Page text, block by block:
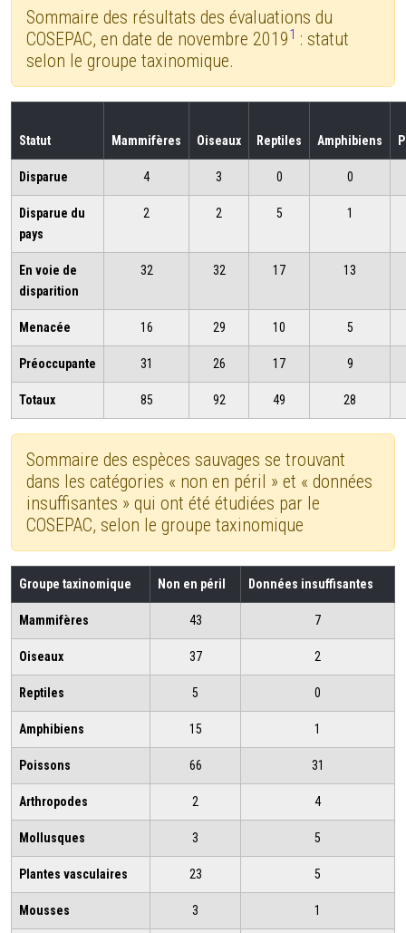
Sommaire des résultats des évaluations du
COSEPAC, en date de novembre 20191 : statut
selon le groupe taxinomique.
Statut Mammifères Oiseaux Reptiles Amphibiens
Disparue 4 3 0 0
Disparue du
pays
2 2 5 1
En voie de
disparition
32 32 17 13
Menacée 16 29 10 5
Préoccupante 31 26 17 9
Totaux 85 92 49 28
Sommaire des espèces sauvages se trouvant
dans les catégories « non en péril » et « données
insuffisantes » qui ont été étudiées par le
COSEPAC, selon le groupe taxinomique
Groupe taxinomique Non en péril Données insuffisantes
Mammifères 43 7
Oiseaux 37 2
Reptiles 5 0
Amphibiens 15 1
Poissons 66 31
Arthropodes 2 4
Mollusques 3 5
Plantes vasculaires 23 5
Mousses 3 1